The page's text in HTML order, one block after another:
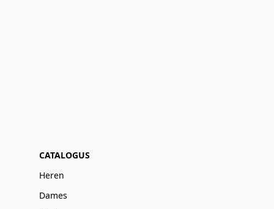
CATALOGUS
Heren
Dames